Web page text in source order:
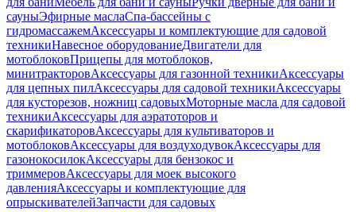
сауныЭфирные маслаСпа-бассейны с
гидромассажемАксессуары и комплектующие для садовой
техникиНавесное оборудованиеДвигатели для
мотоблоковПрицепы для мотоблоков,
минитракторовАксессуары для газонной техникиАксессуары
для цепных пилАксессуары для садовой техникиАксессуары
для кусторезов, ножниц садовыхМоторные масла для садовой
техникиАксессуары для аэратоторов и
скарификаторовАксессуары для культиваторов и
мотоблоковАксессуары для воздуходувокАксессуары для
газонокосилокАксессуары для бензокос и
триммеровАксессуары для моек высокого
давленияАксессуары и комплектующие для
опрыскивателейЗапчасти для садовых